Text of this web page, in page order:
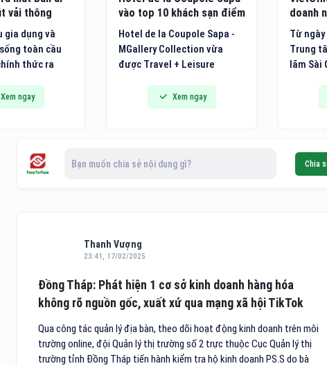
sạn điểm
đầu Việt
Sapa -
vừa
Leisure
Dương 2026
danh sách
Xem ngay
doanh nghiệp trình diễn
công nghệ văn phòng mới
Từ ngày 30/7 - 1/8/2026, tại
Trung tâm Hội chợ và Triển
lãm Sài Gòn (SECC, TP.HCM),
pháp Văn phòng thông minh,
Thiết bị, Máy và Văn phòng
Xem ngay
giải nút
hạ tầng
AI
Quy mô
ngày
yêu
ngành
Nam.
lưu
quyết
đầu
và vị
Bạn muốn chia sẻ nội dung gì? Chia
Thanh Vượng
23:41, 17/02/2025
Đồng Tháp: Phát hiện 1 cơ sở kinh doanh hàng hóa
không rõ nguồn gốc, xuất xứ qua mạng xã hội TikTok
Qua công tác quản lý địa bàn, theo dõi hoạt động kinh doanh trên môi
trường online, đội Quản lý thị trường số 2 trực thuộc Cục Quản lý thị
trường tỉnh Đồng Tháp tiến hành kiểm tra hộ kinh doanh PS.S do bà